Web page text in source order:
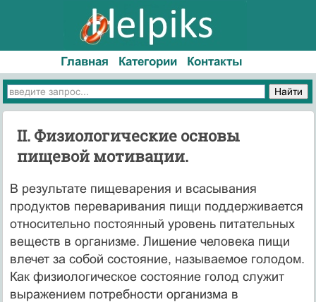
Главная Категории Контакты
II. Физиологические основы
пищевой мотивации.
В результате пищеварения и всасывания
продуктов переваривания пищи поддерживается
относительно постоянный уровень питательных
веществ в организме. Лишение человека пищи
влечет за собой состояние, называемое голодом.
Как физиологическое состояние голод служит
выражением потребности организма в